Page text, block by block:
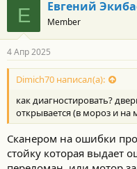
Е Евгений
Member
4 Апр 2025
Dimich70 написал(а):
как диагностировать?
открывается (в мороз и на
Сканером на ошибки
стойку которая выдает